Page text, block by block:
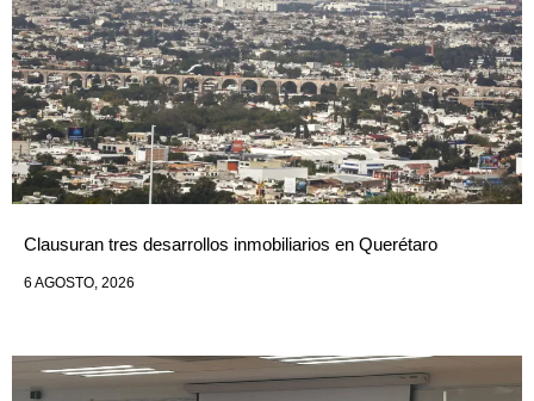
Clausuran tres desarrollos inmobiliarios en Querétaro
6 AGOSTO, 2026